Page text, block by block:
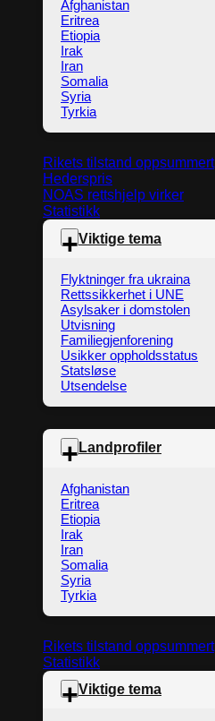
Afghanistan
Eritrea
Etiopia
Irak
Iran
Somalia
Syria
Tyrkia
Rikets tilstand oppsummert
Hederspris
NOAS rettshjelp virker
Statistikk
Viktige tema
Flyktninger fra ukraina
Rettssikkerhet i UNE
Asylsaker i domstolen
Utvisning
Familiegjenforening
Usikker oppholdsstatus
Statsløse
Utsendelse
Landprofiler
Afghanistan
Eritrea
Etiopia
Irak
Iran
Somalia
Syria
Tyrkia
Rikets tilstand oppsummert
Statistikk
Viktige tema